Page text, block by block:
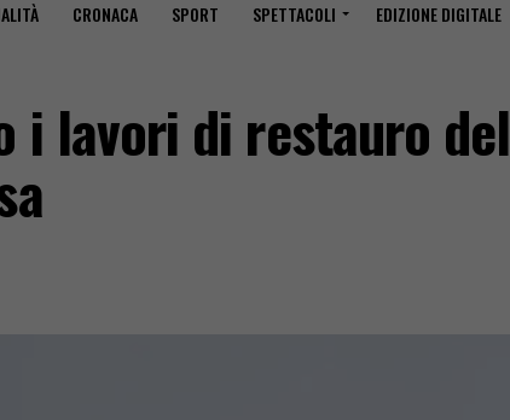
CRONACA SPORT SPETTACOLI EDIZIONE DIGITALE
i lavori di restauro del